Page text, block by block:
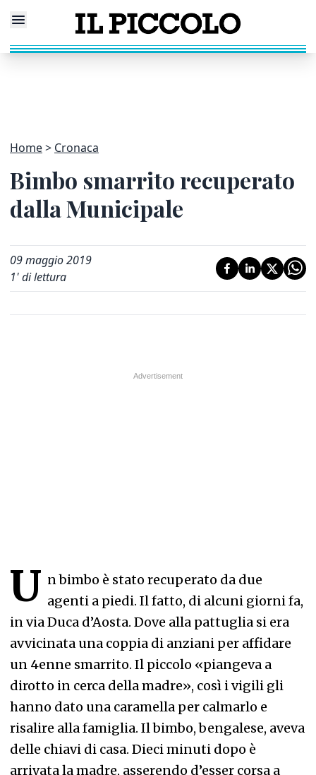
Home Cronaca
Bimbo smarrito recuperato
dalla Municipale
09 maggio 2019
1' di lettura
U n bimbo è stato recuperato da due
agenti a piedi. Il fatto, di alcuni giorni fa,
in via Duca d’Aosta. Dove alla pattuglia si era
avvicinata una coppia di anziani per affidare
un 4enne smarrito. Il piccolo «piangeva a
dirotto in cerca della madre», così i vigili gli
hanno dato una caramella per calmarlo e
risalire alla famiglia. Il bimbo, bengalese, aveva
delle chiavi di casa. Dieci minuti dopo è
arrivata la madre, asserendo d’esser corsa a